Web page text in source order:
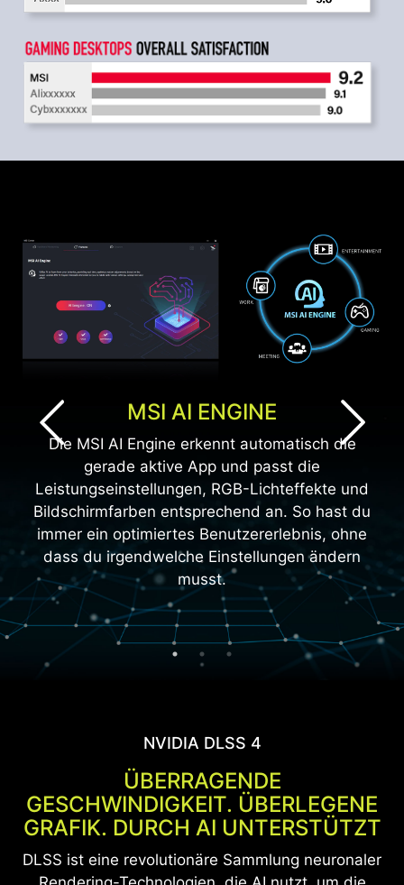
MSI AI ENGINE
Die MSI AI Engine erkennt automatisch die
gerade aktive App und passt die
Leistungseinstellungen, RGB-Lichteffekte und
Bildschirmfarben entsprechend an. So hast du
immer ein optimiertes Benutzererlebnis, ohne
dass du irgendwelche Einstellungen ändern
musst.
ULTIMATIVES RAYTRACING UND AI
BAHNBRECHENDER REALISMUS
Die NVIDIA Blackwell-Architektur ermöglicht den
bahnbrechenden Realismus von vollständigem
Raytracing. Erlebe Grafik in Kinoqualität mit
beispielloser Geschwindigkeit mit der GeForce